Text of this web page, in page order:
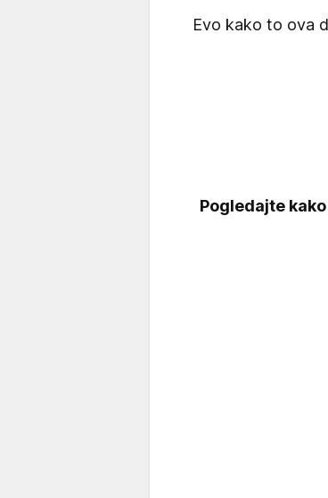
Evo kako to ova
Pogledajte